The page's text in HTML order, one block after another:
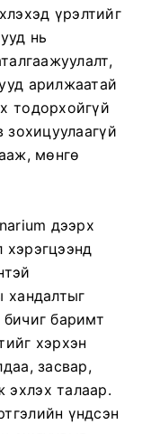
үрэлтийг
нь
арилжаатай
тодорхойгүй
зохицуулаагүй
мөнгө
дээрх
хэрэгцээнд
хандалтыг
баримт
хэрхэн
засвар,
талаар.
үндсэн